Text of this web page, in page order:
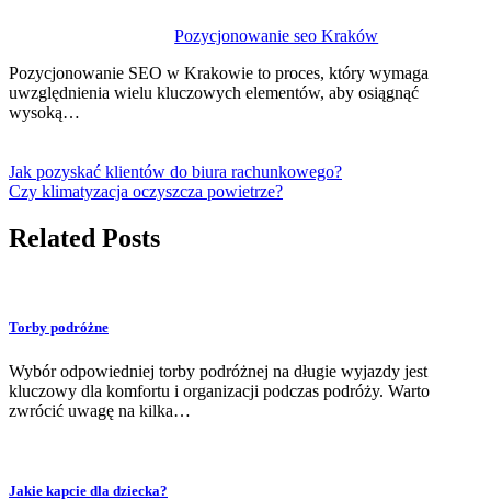
Pozycjonowanie seo Kraków
Pozycjonowanie SEO w Krakowie to proces, który wymaga
uwzględnienia wielu kluczowych elementów, aby osiągnąć
wysoką…
Jak pozyskać klientów do biura rachunkowego?
Czy klimatyzacja oczyszcza powietrze?
Related Posts
Torby podróżne
Wybór odpowiedniej torby podróżnej na długie wyjazdy jest
kluczowy dla komfortu i organizacji podczas podróży. Warto
zwrócić uwagę na kilka…
Jakie kapcie dla dziecka?